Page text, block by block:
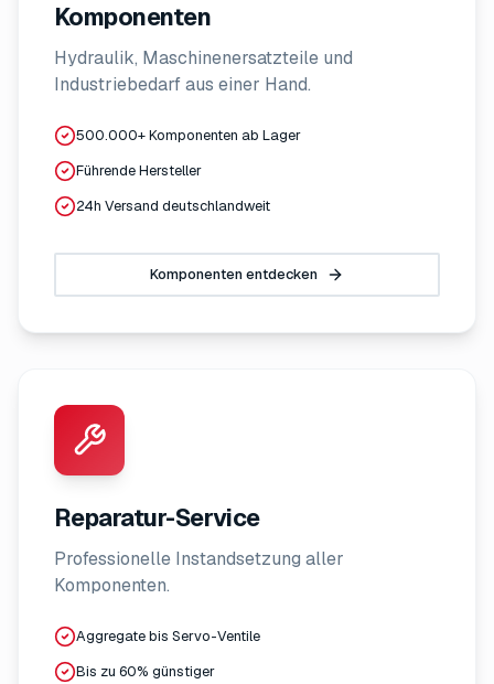
Komponenten
Hydraulik, Maschinenersatzteile und
Industriebedarf aus einer Hand.
500.000+ Komponenten ab Lager
Führende Hersteller
24h Versand deutschlandweit
Komponenten entdecken
Reparatur-Service
Professionelle Instandsetzung aller
Komponenten.
Aggregate bis Servo-Ventile
Bis zu 60% günstiger